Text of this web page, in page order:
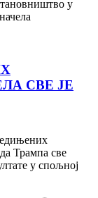
у
СВЕ ЈЕ
Трампа све
у спољној